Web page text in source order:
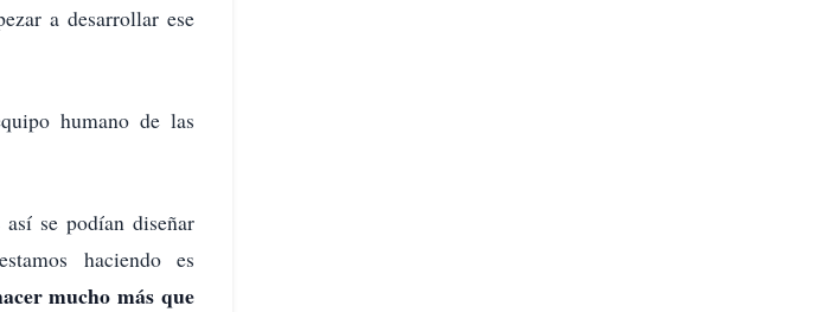
a desarrollar ese
humano de las
se podían diseñar
haciendo es
mucho más que